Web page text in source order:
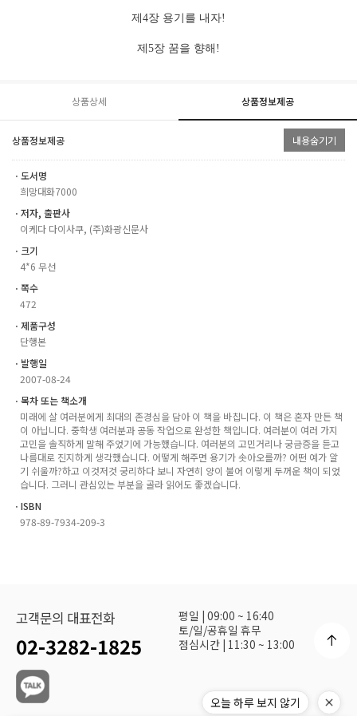
제 4장 용기를 내자!
제 5장 꿈을 향해 !
상품상세 상품정보제공
상품정보제공 내용숨기기
ㆍ도서명
희망대화7000
ㆍ저자, 출판사
이케다 다이사쿠, (주)화광신문사
ㆍ크기
4*6 무선
ㆍ쪽수
472
ㆍ제품구성
단행본
ㆍ발행일
2007-08-24
ㆍ목차 또는 책소개
미래에 살 여러분에게 최대의 존경심을 담아 이 책을 바칩니다. 이 책은 혼자 만든 책
이 아닙니다. 중학생 여러분과 공동 작업으로 완성한 책입니다. 여러분이 여러 가지
고민을 솔직하게 말해 주었기에 가능했습니다. 여러분의 고민거리나 궁금증을 듣고
나름대로 진지하게 생각했습니다. 어떻게 해주면 용기가 솟아오를까? 어떤 예가 알
기 쉬울까?하고 이것저것 궁리하다 보니 자연히 양이 불어 이렇게 두꺼운 책이 되었
습니다. 그러니 관심있는 부분을 골라 읽어도 좋겠습니다.
ㆍISBN
978-89-7934-209-3
고객문의 대표전화
02-3282-1825
평일 | 09:00 ~ 16:40
토/일/공휴일 휴무
점심시간 | 11:30 ~ 13:00
오늘 하루 보지 않기